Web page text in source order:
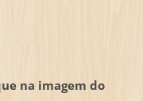
na imagem do